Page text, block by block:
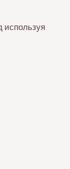
используя